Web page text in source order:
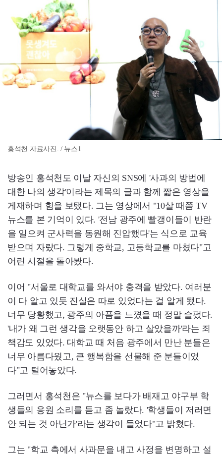
홍석천 자료사진. / 뉴스1
방송인 홍석천도 이날 자신의 SNS에 '사과의 방법에
대한 나의 생각'이라는 제목의 글과 함께 짧은 영상을
게재하며 힘을 보탰다. 그는 영상에서 "10살 때쯤 TV
뉴스를 본 기억이 있다. '전남 광주에 빨갱이들이 반란
을 일으켜 군사력을 동원해 진압했다'는 식으로 교육
받으며 자랐다. 그렇게 중학교, 고등학교를 마쳤다"고
어린 시절을 돌아봤다.
이어 "서울로 대학교를 와서야 충격을 받았다. 여러분
이 다 알고 있듯 진실은 따로 있었다는 걸 알게 됐다.
너무 당황했고, 광주의 아픔을 느꼈을 때 정말 슬펐다.
'내가 왜 그런 생각을 오랫동안 하고 살았을까'라는 죄
책감도 있었다. 대학교 때 처음 광주에서 만난 분들은
너무 아름다웠고, 큰 행복함을 선물해 준 분들이었
다"고 털어놓았다.
그러면서 홍석천은 "뉴스를 보다가 배재고 야구부 학
생들의 응원 소리를 듣고 좀 놀랐다. '학생들이 저러면
안 되는 것 아닌가'라는 생각이 들었다"고 밝혔다.
그는 "학교 측에서 사과문을 내고 사정을 변명하고 설